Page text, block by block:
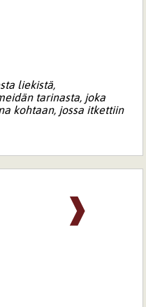
liekistä,
tarinasta, joka
kohtaan, jossa itkettiin
❱